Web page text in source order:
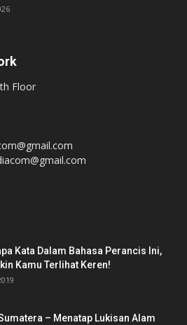
Floor
Kata Dalam Bahasa Perancis Ini,
Kamu Terlihat Keren!
– Menatap Lukisan Alam